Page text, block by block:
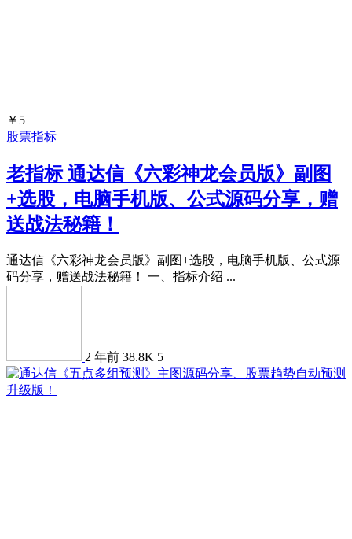
￥5
股票指标
老指标 通达信《六彩神龙会员版》副图
+选股，电脑手机版、公式源码分享，赠
送战法秘籍！
通达信《六彩神龙会员版》副图+选股，电脑手机版、公式源
码分享，赠送战法秘籍！ 一、指标介绍 ...
2 年前 38.8K 5